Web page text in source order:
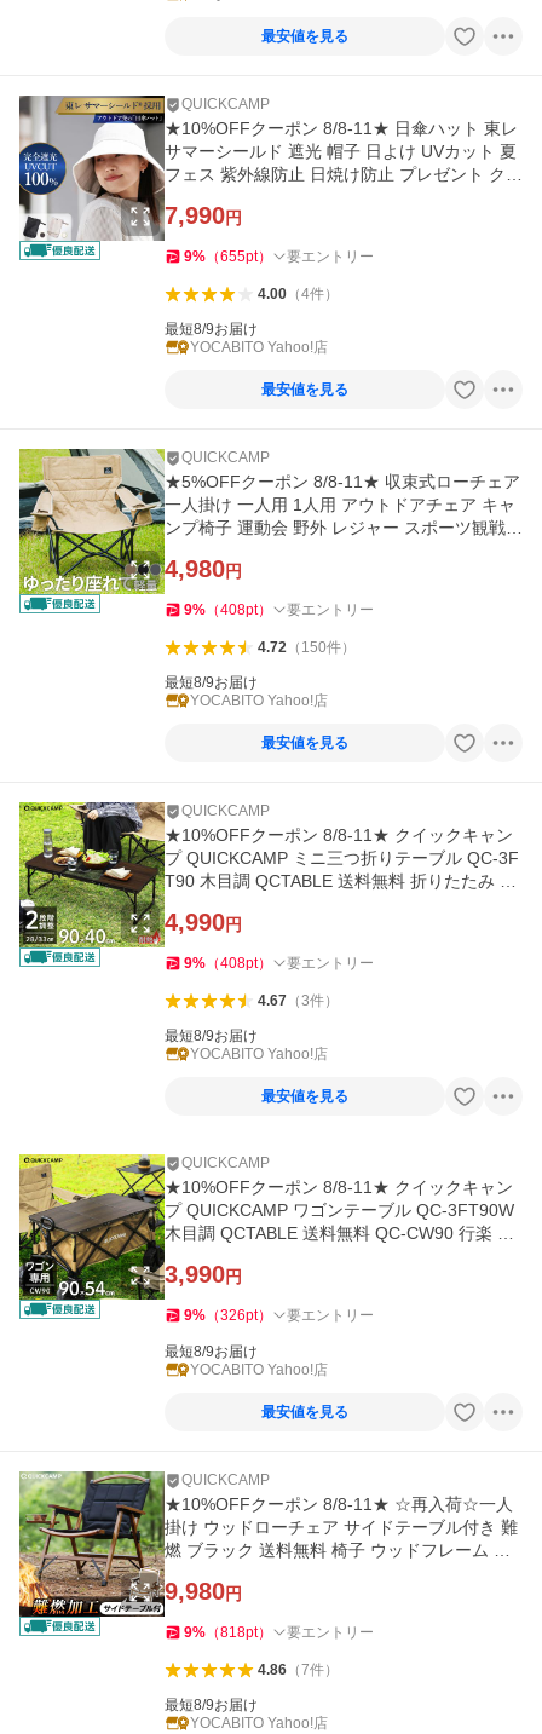
最安値を見る
QUICKCAMP
★10%OFFクーポン 8/8-11★ 日傘ハット 東レ
サマーシールド 遮光 帽子 日よけ UVカット 夏
フェス 紫外線防止 日焼け防止 プレゼント クイ
7,990円
9% （655pt） 要エントリー
4.00（4件）
最短8/9お届け
YOCABITO Yahoo!店
最安値を見る
QUICKCAMP
★5%OFFクーポン 8/8-11★ 収束式ローチェア
一人掛け 一人用 1人用 アウトドアチェア キャ
ンプ椅子 運動会 野外 レジャー スポーツ観戦
4,980円
9% （408pt） 要エントリー
4.72（ 150件）
最短8/9お届け
YOCABITO Yahoo!店
最安値を見る
QUICKCAMP
★10%OFFクーポン 8/8-11★ クイックキャン
プ QUICKCAMP ミニ三つ折りテーブル QC-3F
T90 木目調 QCTABLE 送料無料 折りたたみ 三
4,990円
9% （408pt） 要エントリー
4.67（3件）
最短8/9お届け
YOCABITO Yahoo!店
最安値を見る
QUICKCAMP
★10%OFFクーポン 8/8-11★ クイックキャン
プ QUICKCAMP ワゴンテーブル QC-3FT90W
木目調 QCTABLE 送料無料 QC-CW90 行楽 ミ
3,990円
9% （326pt） 要エントリー
最短8/9お届け
YOCABITO Yahoo!店
最安値を見る
QUICKCAMP
★10%OFFクーポン 8/8-11★ ☆再入荷☆一人
掛け ウッドローチェア サイドテーブル付き 難
燃 ブラック 送料無料 椅子 ウッドフレーム ソ
9,980円
9% （818pt） 要エントリー
4.86（7件）
最短8/9お届け
YOCABITO Yahoo!店